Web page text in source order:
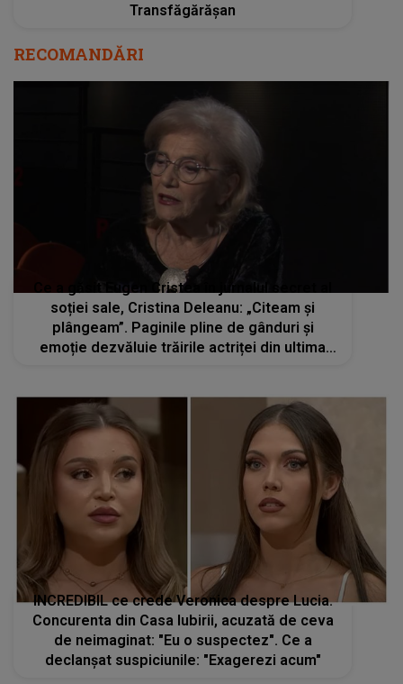
Transfăgărășan
RECOMANDĂRI
Ce a găsit Eugen Cristea în jurnalul secret al
soției sale, Cristina Deleanu: „Citeam și
plângeam”. Paginile pline de gânduri și
emoție dezvăluie trăirile actriței din ultima
INCREDIBIL ce crede Veronica despre Lucia.
Concurenta din Casa Iubirii, acuzată de ceva
de neimaginat: "Eu o suspectez". Ce a
declanșat suspiciunile: "Exagerezi acum"